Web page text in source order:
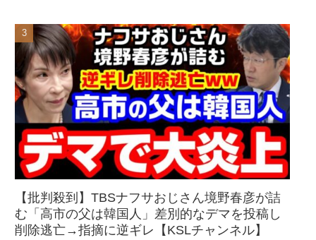
【批判殺到】TBSナフサおじさん境野春彦が詰
む「高市の父は韓国人」差別的なデマを投稿し
削除逃亡→指摘に逆ギレ【KSLチャンネル】